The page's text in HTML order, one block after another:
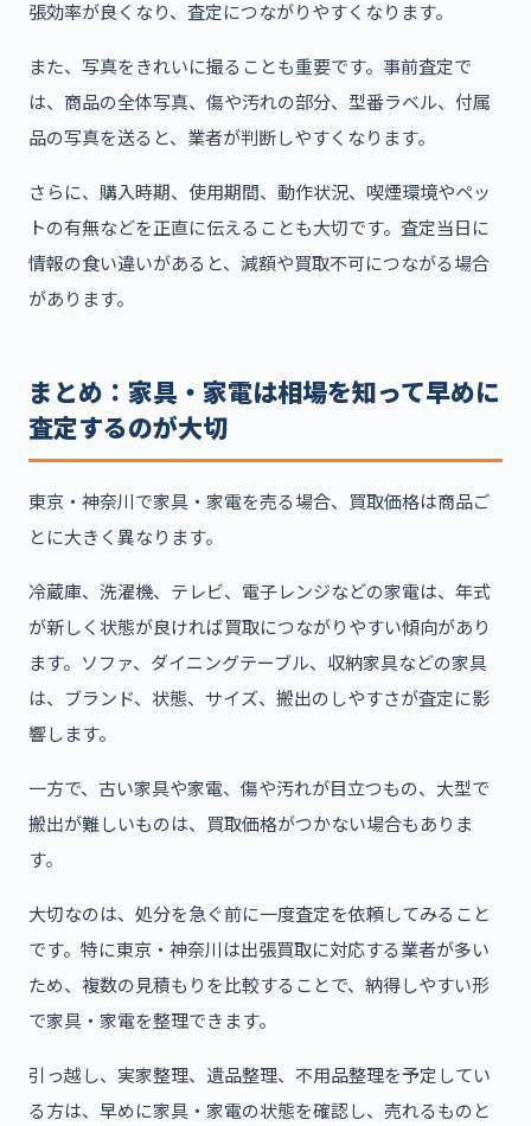
張効率が良くなり、査定につながりやすくなります。
また、写真をきれいに撮ることも重要です。事前査定で
は、商品の全体写真、傷や汚れの部分、型番ラベル、付属
品の写真を送ると、業者が判断しやすくなります。
さらに、購入時期、使用期間、動作状況、喫煙環境やペッ
トの有無などを正直に伝えることも大切です。査定当日に
情報の食い違いがあると、減額や買取不可につながる場合
があります。
まとめ：家具・家電は相場を知って早めに
査定するのが大切
東京・神奈川で家具・家電を売る場合、買取価格は商品ご
とに大きく異なります。
冷蔵庫、洗濯機、テレビ、電子レンジなどの家電は、年式
が新しく状態が良ければ買取につながりやすい傾向があり
ます。ソファ、ダイニングテーブル、収納家具などの家具
は、ブランド、状態、サイズ、搬出のしやすさが査定に影
響します。
一方で、古い家具や家電、傷や汚れが目立つもの、大型で
搬出が難しいものは、買取価格がつかない場合もありま
す。
大切なのは、処分を急ぐ前に一度査定を依頼してみること
です。特に東京・神奈川は出張買取に対応する業者が多い
ため、複数の見積もりを比較することで、納得しやすい形
で家具・家電を整理できます。
引っ越し、実家整理、遺品整理、不用品整理を予定してい
る方は、早めに家具・家電の状態を確認し、売れるものと